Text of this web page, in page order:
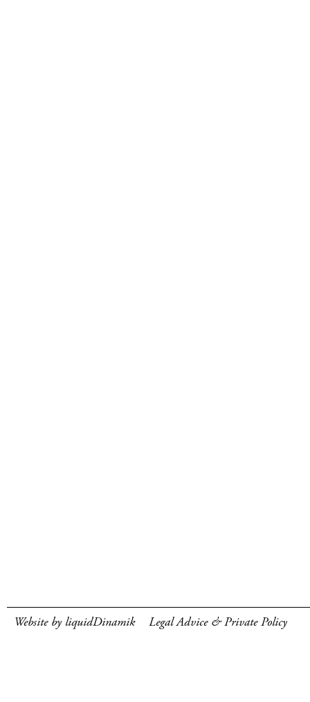
Website by liquidDinamik Legal Advice & Private Policy